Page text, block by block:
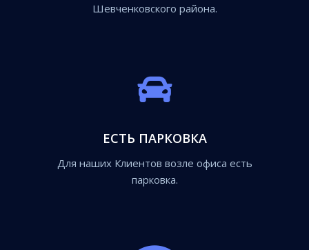
Шевченковского района.
ЕСТЬ ПАРКОВКА
Для наших Клиентов возле офиса есть
парковка.